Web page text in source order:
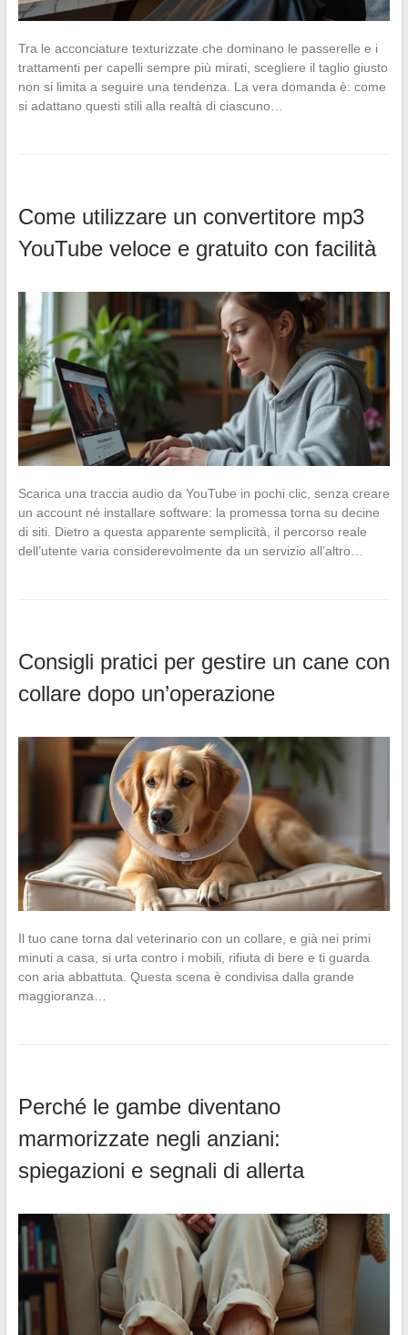
Tra le acconciature texturizzate che dominano le passerelle e i
trattamenti per capelli sempre più mirati, scegliere il taglio giusto
non si limita a seguire una tendenza. La vera domanda è: come
si adattano questi stili alla realtà di ciascuno…
Come utilizzare un convertitore mp3
YouTube veloce e gratuito con facilità
Scarica una traccia audio da YouTube in pochi clic, senza creare
un account né installare software: la promessa torna su decine
di siti. Dietro a questa apparente semplicità, il percorso reale
dell’utente varia considerevolmente da un servizio all’altro…
Consigli pratici per gestire un cane con
collare dopo un’operazione
Il tuo cane torna dal veterinario con un collare, e già nei primi
minuti a casa, si urta contro i mobili, rifiuta di bere e ti guarda
con aria abbattuta. Questa scena è condivisa dalla grande
maggioranza…
Perché le gambe diventano
marmorizzate negli anziani:
spiegazioni e segnali di allerta